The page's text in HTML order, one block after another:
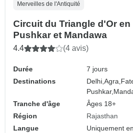
Merveilles de l'Antiquité
Circuit du Triangle d'Or en
Pushkar et Mandawa
4.4 (4 avis)
Durée
7 jours
Destinations
Delhi,Agra,
Pushkar,
Tranche d'âge
Âges 18+
Région
Rajasthan
Langue
Uniquement